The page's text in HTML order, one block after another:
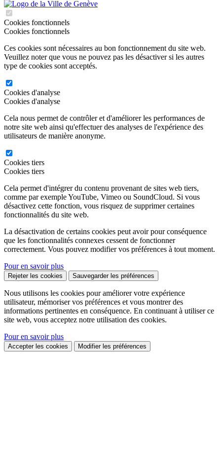
Cookies fonctionnels
Cookies fonctionnels
Ces cookies sont nécessaires au bon fonctionnement du site web.
Veuillez noter que vous ne pouvez pas les désactiver si les autres
type de cookies sont acceptés.
Cookies d'analyse
Cookies d'analyse
Cela nous permet de contrôler et d'améliorer les performances de
notre site web ainsi qu'effectuer des analyses de l'expérience des
utilisateurs de manière anonyme.
Cookies tiers
Cookies tiers
Cela permet d'intégrer du contenu provenant de sites web tiers,
comme par exemple YouTube, Vimeo ou SoundCloud. Si vous
désactivez cette fonction, vous risquez de supprimer certaines
fonctionnalités du site web.
La désactivation de certains cookies peut avoir pour conséquence
que les fonctionnalités connexes cessent de fonctionner
correctement. Vous pouvez modifier vos préférences à tout moment.
Pour en savoir plus
Rejeter les cookies Sauvegarder les préférences
Nous utilisons les cookies pour améliorer votre expérience
utilisateur, mémoriser vos préférences et vous montrer des
informations pertinentes en conséquence. En continuant à utiliser ce
site web, vous acceptez notre utilisation des cookies.
Pour en savoir plus
Accepter les cookies Modifier les préférences